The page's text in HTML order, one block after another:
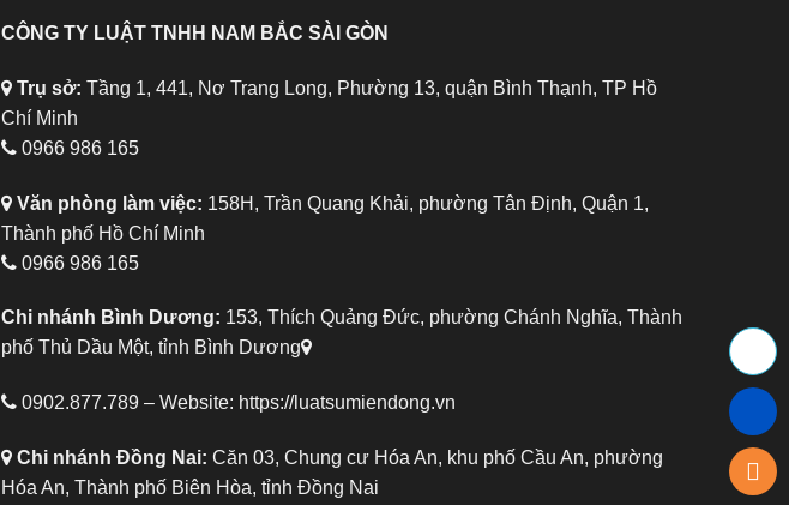
CÔNG TY LUẬT TNHH NAM BẮC SÀI GÒN
Trụ sở: Tầng 1, 441, Nơ Trang Long, Phường 13, quận Bình Thạnh, TP Hồ
Chí Minh
0966 986 165
Văn phòng làm việc: 158H, Trần Quang Khải, phường Tân Định, Quận 1,
Thành phố Hồ Chí Minh
0966 986 165
Chi nhánh Bình Dương: 153, Thích Quảng Đức, phường Chánh Nghĩa, Thành
phố Thủ Dầu Một, tỉnh Bình Dương
0902.877.789 – Website: https://luatsumiendong.vn
Chi nhánh Đồng Nai: Căn 03, Chung cư Hóa An, khu phố Cầu An, phường
Hóa An, Thành phố Biên Hòa, tỉnh Đồng Nai